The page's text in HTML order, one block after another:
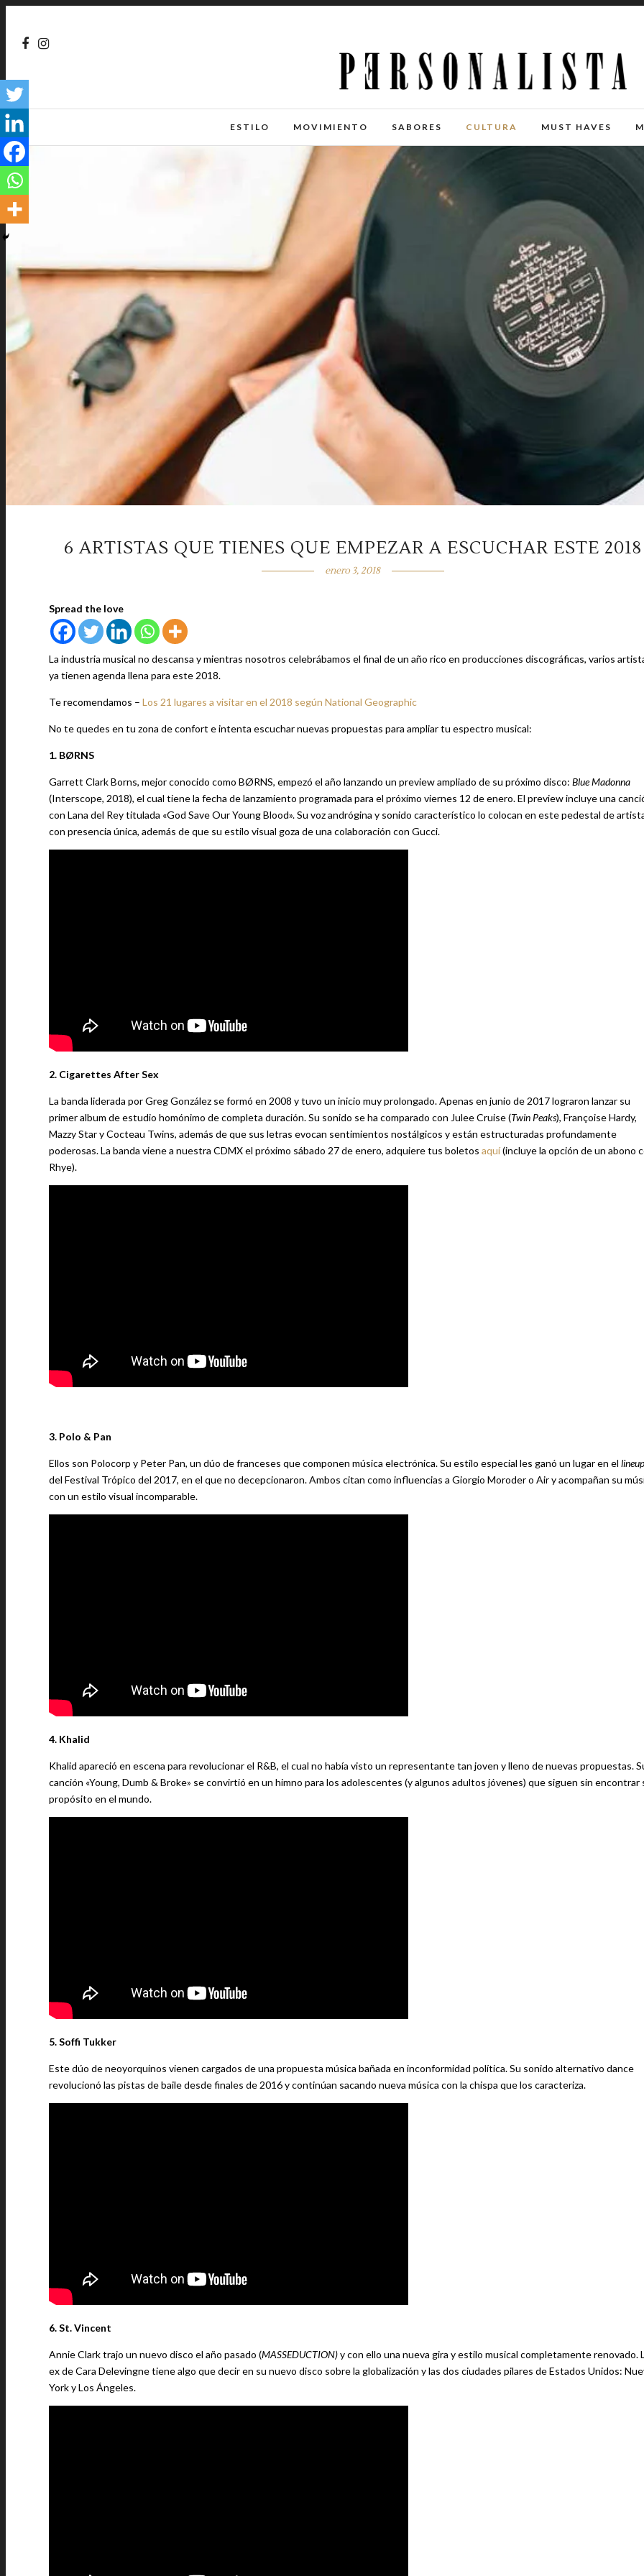
ESTILO MOVIMIENTO SABORES CULTURA MUST HAVES
6 ARTISTAS QUE TIENES QUE EMPEZAR A ESCUCHAR ESTE 2018
enero 3, 2018
Spread the love
La industria musical no descansa y mientras nosotros celebrábamos el final de un año rico en producciones discográficas, varios
ya tienen agenda llena para este 2018.
Te recomendamos – Los 21 lugares a visitar en el 2018 según National Geographic
No te quedes en tu zona de confort e intenta escuchar nuevas propuestas para ampliar tu espectro musical:
1. BØRNS
Garrett Clark Borns, mejor conocido como BØRNS, empezó el año lanzando un preview ampliado de su próximo disco: Blue Madonna
(Interscope, 2018), el cual tiene la fecha de lanzamiento programada para el próximo viernes 12 de enero. El preview incluye una
con Lana del Rey titulada «God Save Our Young Blood». Su voz andrógina y sonido característico lo colocan en este pedestal de
con presencia única, además de que su estilo visual goza de una colaboración con Gucci.
2. Cigarettes After Sex
La banda liderada por Greg González se formó en 2008 y tuvo un inicio muy prolongado. Apenas en junio de 2017 lograron lanzar su
primer album de estudio homónimo de completa duración. Su sonido se ha comparado con Julee Cruise (Twin Peaks), Françoise Hardy,
Mazzy Star y Cocteau Twins, además de que sus letras evocan sentimientos nostálgicos y están estructuradas profundamente
poderosas. La banda viene a nuestra CDMX el próximo sábado 27 de enero, adquiere tus boletos aquí(incluye la opción de un abono
Rhye).
3. Polo & Pan
Ellos son Polocorp y Peter Pan, un dúo de franceses que componen música electrónica. Su estilo especial les ganó un lugar en el lineup
del Festival Trópico del 2017, en el que no decepcionaron. Ambos citan como influencias a Giorgio Moroder o Air y acompañan su
con un estilo visual incomparable.
4. Khalid
Khalid apareció en escena para revolucionar el R&B, el cual no había visto un representante tan joven y lleno de nuevas propuestas.
canción «Young, Dumb & Broke» se convirtió en un himno para los adolescentes (y algunos adultos jóvenes) que siguen sin encontrar
propósito en el mundo.
5. Soffi Tukker
Este dúo de neoyorquinos vienen cargados de una propuesta música bañada en inconformidad política. Su sonido alternativo dance
revolucionó las pistas de baile desde finales de 2016 y continúan sacando nueva música con la chispa que los caracteriza.
6. St. Vincent
Annie Clark trajo un nuevo disco el año pasado (MASSEDUCTION)y con ello una nueva gira y estilo musical completamente renovado.
ex de Cara Delevingne tiene algo que decir en su nuevo disco sobre la globalización y las dos ciudades pilares de Estados Unidos:
York y Los Ángeles.